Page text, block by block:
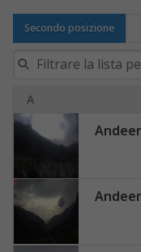
Secondo posizione
A
Andeer